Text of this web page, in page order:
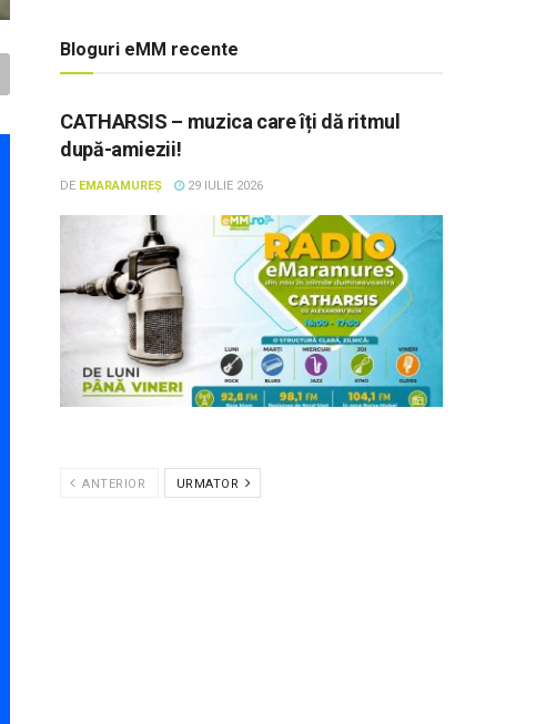
Bloguri eMM recente
CATHARSIS – muzica care îți dă ritmul
după-amiezii!
DE EMARAMUREȘ 29 IULIE 2026
ANTERIOR URMATOR